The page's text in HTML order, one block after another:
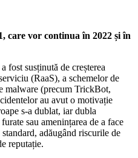
care vor continua în 2022 și în
fost susținută de creșterea
(RaaS), a schemelor de
malware (precum TrickBot,
au avut o motivație
s-a dublat, iar dubla
sau amenințarea de a face
adăugând riscurile de
reputație.